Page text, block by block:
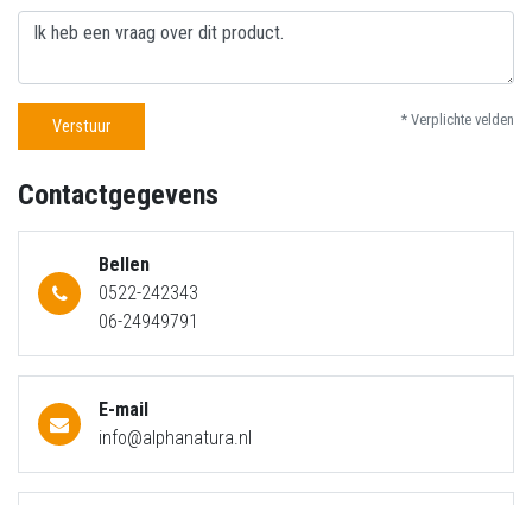
Verstuur * Verplichte velden
Contactgegevens
Bellen
0522-242343
06-24949791
E-mail
info@alphanatura.nl